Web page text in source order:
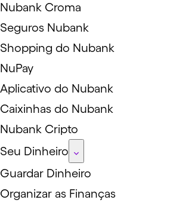
Nubank Croma
Seguros Nubank
Shopping do Nubank
NuPay
Aplicativo do Nubank
Caixinhas do Nubank
Nubank Cripto
Seu Dinheiro
Guardar Dinheiro
Organizar as Finanças